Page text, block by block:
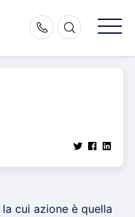
la cui azione è quella